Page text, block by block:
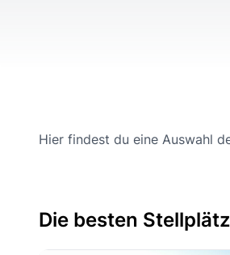
Hier findest du eine Auswahl
Die besten